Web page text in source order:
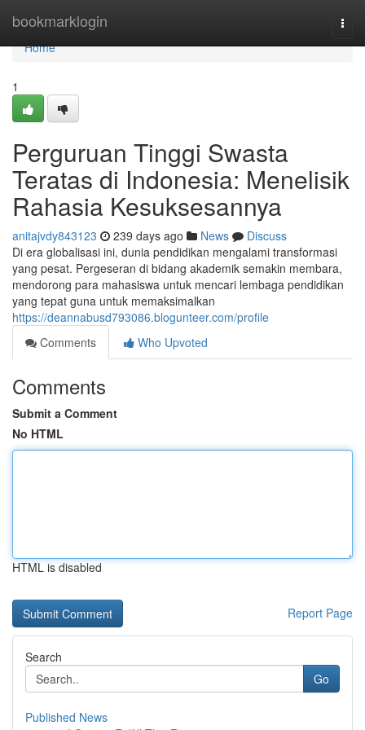
bookmarklogin
Home
Home
1
Perguruan Tinggi Swasta
Teratas di Indonesia: Menelisik
Rahasia Kesuksesannya
anitajvdy843123 239 days ago News
Discuss
Di era globalisasi ini, dunia pendidikan mengalami transformasi
yang pesat. Pergeseran di bidang akademik semakin membara,
mendorong para mahasiswa untuk mencari lembaga pendidikan
yang tepat guna untuk memaksimalkan
https://deannabusd793086.blogunteer.com/profile
Comments
Who Upvoted
Comments
Submit a Comment
No HTML
HTML is disabled
Report Page
Search
Go
Published News